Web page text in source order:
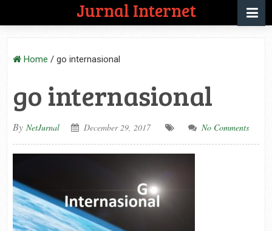
Jurnal Internet
Home / go internasional
go internasional
By NetJurnal December 29, 2017 No Comments